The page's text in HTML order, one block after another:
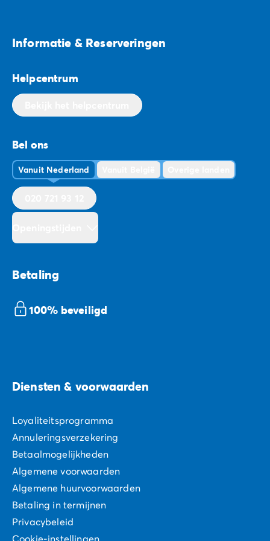
Informatie & Reserveringen
Helpcentrum
Bel ons
Vanuit Nederland
Betaling
100% beveiligd
Diensten & voorwaarden
Loyaliteitsprogramma
Annuleringsverzekering
Betaalmogelijkheden
Algemene voorwaarden
Algemene huurvoorwaarden
Betaling in termijnen
Privacybeleid
Cookie-instellingen